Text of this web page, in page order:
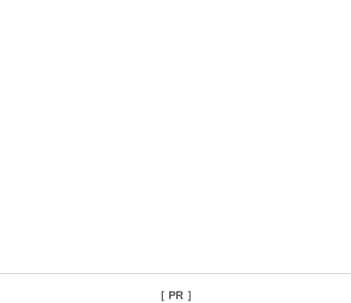
［ PR ］